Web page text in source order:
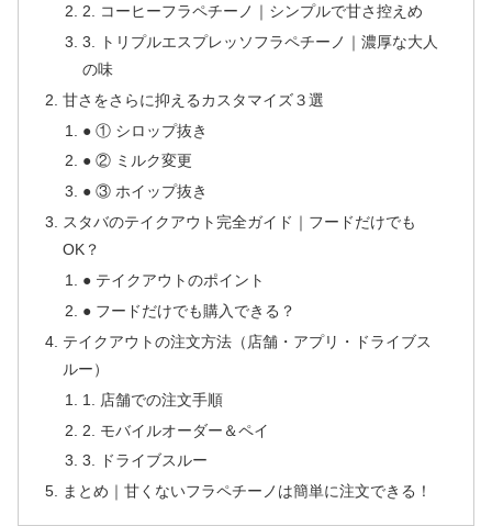
2. コーヒーフラペチーノ｜シンプルで甘さ控えめ
3. トリプルエスプレッソフラペチーノ｜濃厚な大人
の味
甘さをさらに抑えるカスタマイズ３選
● ① シロップ抜き
● ② ミルク変更
● ③ ホイップ抜き
スタバのテイクアウト完全ガイド｜フードだけでも
OK？
● テイクアウトのポイント
● フードだけでも購入できる？
テイクアウトの注文方法（店舗・アプリ・ドライブス
ルー）
1. 店舗での注文手順
2. モバイルオーダー＆ペイ
3. ドライブスルー
まとめ｜甘くないフラペチーノは簡単に注文できる！